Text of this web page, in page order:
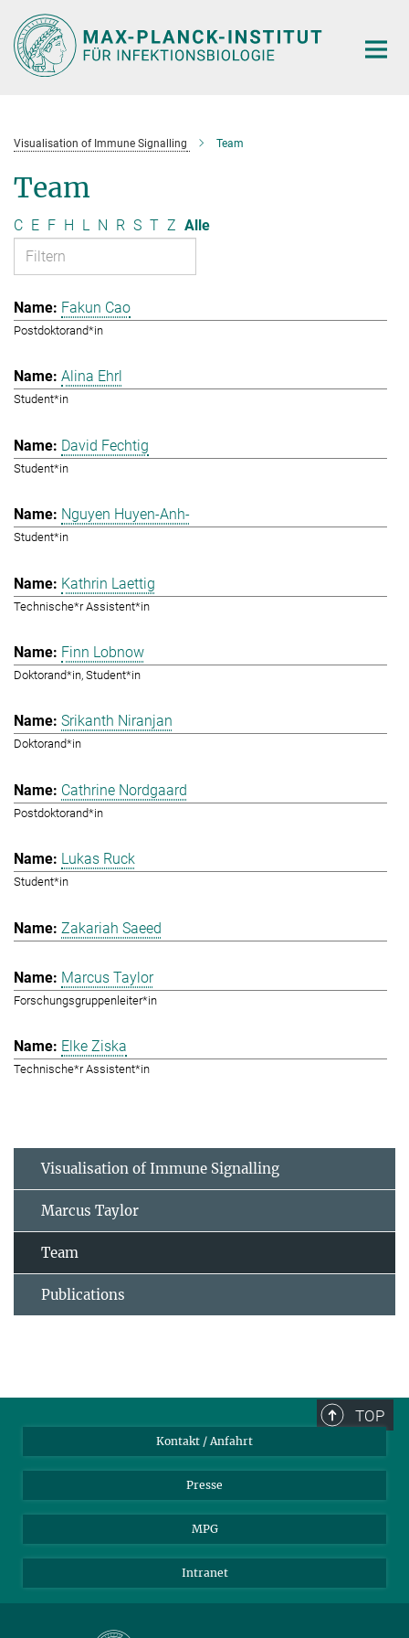
Hauptinhalt
Visualisation of Immune Signalling Team
Team
C E F H L N R S T Z Alle
Fakun Cao
Postdoktorand*in
Alina Ehrl
Student*in
David Fechtig
Student*in
Nguyen Huyen-Anh-
Student*in
Kathrin Laettig
Technische*r Assistent*in
Finn Lobnow
Doktorand*in, Student*in
Srikanth Niranjan
Doktorand*in
Cathrine Nordgaard
Postdoktorand*in
Lukas Ruck
Student*in
Zakariah Saeed
Marcus Taylor
Forschungsgruppenleiter*in
Elke Ziska
Technische*r Assistent*in
Visualisation of Immune Signalling
Marcus Taylor
Team
Publications
TOP
Kontakt / Anfahrt
Presse
MPG
Intranet